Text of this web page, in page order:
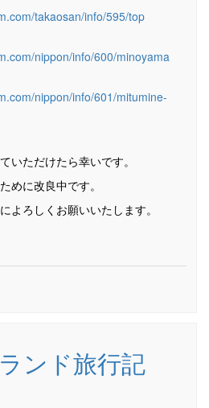
takaosan/info/595/top
nippon/info/600/minoyama
nippon/info/601/mitumine-
いただけたら幸いです。
めに改良中です。
よろしくお願いいたします。
ンド旅行記